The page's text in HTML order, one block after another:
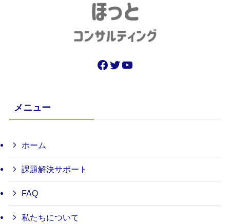
Facebook
Twitter
YouTube
メニュー
ホーム
課題解決サポート
FAQ
私たちについて